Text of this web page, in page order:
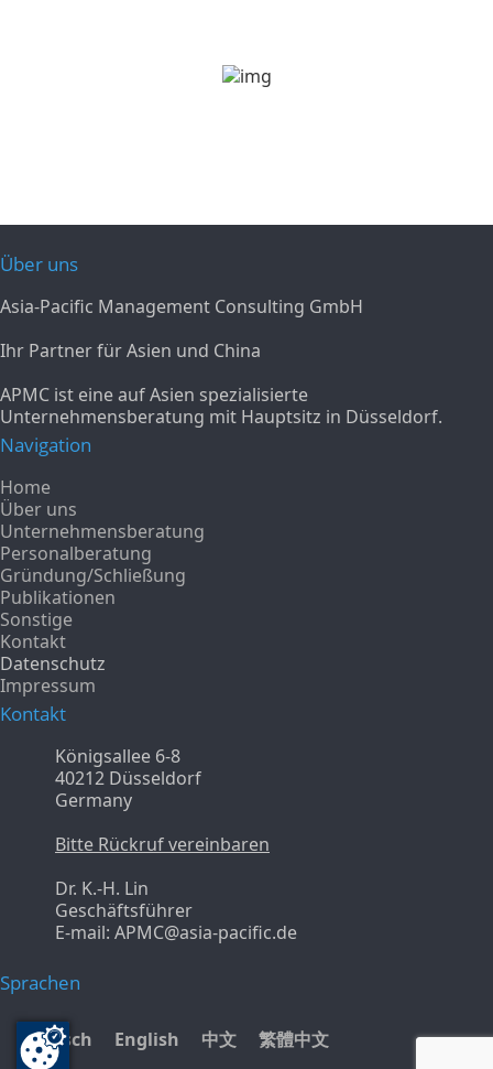
Über uns
Asia-Pacific Management Consulting GmbH
Ihr Partner für Asien und China
APMC ist eine auf Asien spezialisierte
Unternehmensberatung mit Hauptsitz in Düsseldorf.
Navigation
Home
Über uns
Unternehmensberatung
Personalberatung
Gründung/Schließung
Publikationen
Sonstige
Kontakt
Datenschutz
Impressum
Kontakt
Königsallee 6-8
40212 Düsseldorf
Germany
Bitte Rückruf vereinbaren
Dr. K.-H. Lin
Geschäftsführer
E-mail: APMC@asia-pacific.de
Sprachen
Deutsch English 中文 繁體中文